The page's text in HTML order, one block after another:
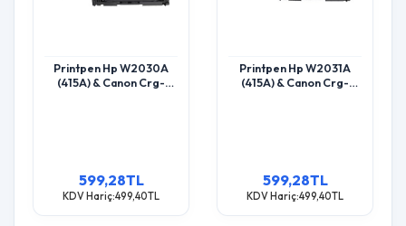
Printpen Hp W2030A
(415A) & Canon Crg-
599,28TL
KDV Hariç:499,40TL
Printpen Hp W2031A
(415A) & Canon Crg-
599,28TL
KDV Hariç:499,40TL